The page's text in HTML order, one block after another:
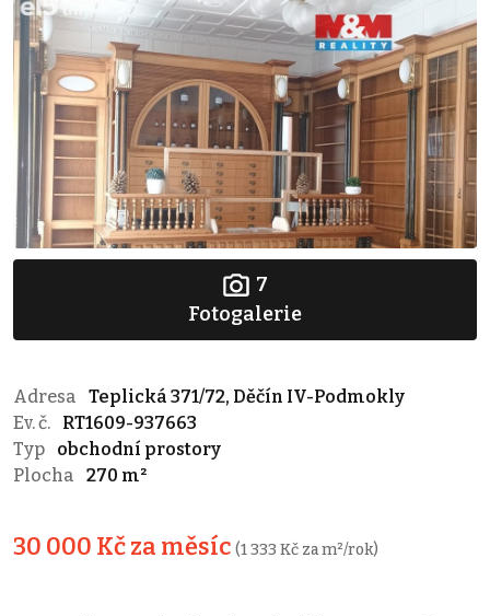
7
Fotogalerie
Adresa
Teplická 371/72, Děčín IV-Podmokly
Ev. č.
RT1609-937663
Typ
obchodní prostory
Plocha
270 m²
30 000 Kč za měsíc (1 333 Kč za m²/rok)